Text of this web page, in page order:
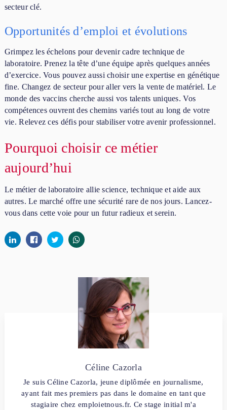
secteur clé.
Opportunités d’emploi et évolutions
Grimpez les échelons pour devenir cadre technique de
laboratoire. Prenez la tête d’une équipe après quelques années
d’exercice. Vous pouvez aussi choisir une expertise en génétique
fine. Changez de secteur pour aller vers la vente de matériel. Le
monde des vaccins cherche aussi vos talents uniques. Vos
compétences ouvrent des chemins variés tout au long de votre
vie. Relevez ces défis pour stabiliser votre avenir professionnel.
Pourquoi choisir ce métier
aujourd’hui
Le métier de laboratoire allie science, technique et aide aux
autres. Le marché offre une sécurité rare de nos jours. Lancez-
vous dans cette voie pour un futur radieux et serein.
Céline Cazorla
Je suis Céline Cazorla, jeune diplômée en journalisme,
ayant fait mes premiers pas dans le domaine en tant que
stagiaire chez emploietnous.fr. Ce stage initial m'a